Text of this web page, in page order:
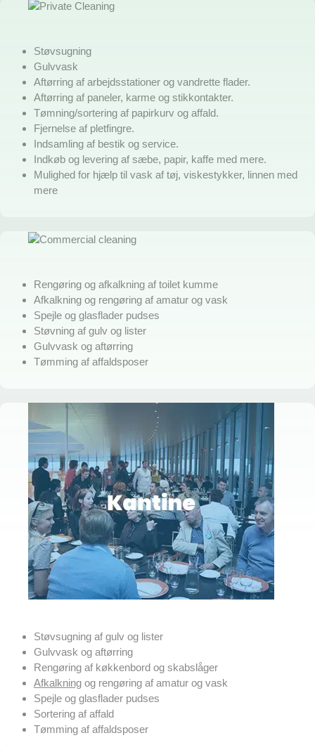
Støvsugning
Gulvvask
Aftørring af arbejdsstationer og vandrette flader.
Aftørring af paneler, karme og stikkontakter.
Tømning/sortering af papirkurv og affald.
Fjernelse af pletfingre.
Indsamling af bestik og service.
Indkøb og levering af sæbe, papir, kaffe med mere.
Mulighed for hjælp til vask af tøj, viskestykker, linnen med
mere
Rengøring og afkalkning af toilet kumme
Afkalkning og rengøring af amatur og vask
Spejle og glasflader pudses
Støvning af gulv og lister
Gulvvask og aftørring
Tømming af affaldsposer
Støvsugning af gulv og lister
Gulvvask og aftørring
Rengøring af køkkenbord og skabslåger
Afkalkning og rengøring af amatur og vask
Spejle og glasflader pudses
Sortering af affald
Tømming af affaldsposer